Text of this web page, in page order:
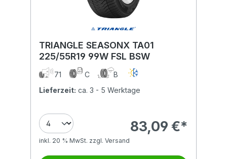
TRIANGLE SEASONX TA01
225/55R19 99W FSL BSW
71 C
B
Lieferzeit: ca. 3 - 5 Werktage
83,09 €*
inkl. 20 % MwSt. zzgl. Versand